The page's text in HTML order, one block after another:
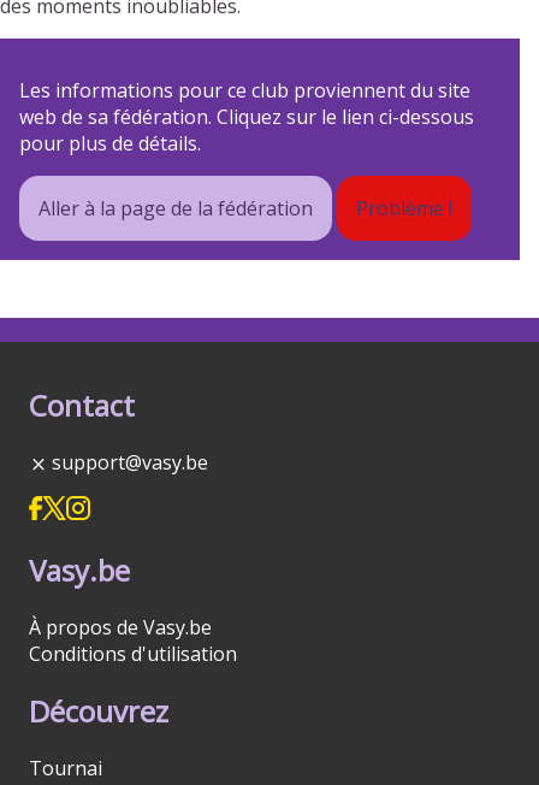
des moments inoubliables.
Les informations pour ce club proviennent du site
web de sa fédération. Cliquez sur le lien ci-dessous
pour plus de détails.
Aller à la page de la fédération Problème !
Contact
support@vasy.be
Vasy.be
À propos de Vasy.be
Conditions d'utilisation
Découvrez
Tournai